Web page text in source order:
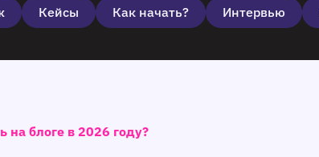
Кейсы Как начать? Интервью
на блоге в 2026 году?